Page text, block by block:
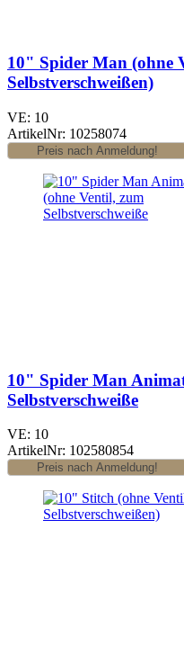
10" Spider Man (ohne
Selbstverschweißen)
VE: 10
ArtikelNr: 10258074
10" Spider Man
Selbstverschweiße
VE: 10
ArtikelNr: 102580854